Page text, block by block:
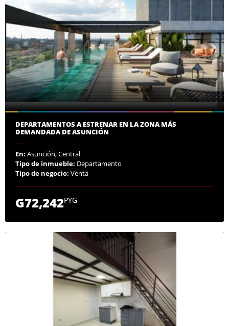
DEPARTAMENTOS A ESTRENAR EN LA ZONA MÁS
DEMANDADA DE ASUNCIÓN
En: Asunción, Central
Tipo de inmueble: Departamento
Tipo de negocio: Venta
G72,242PYG